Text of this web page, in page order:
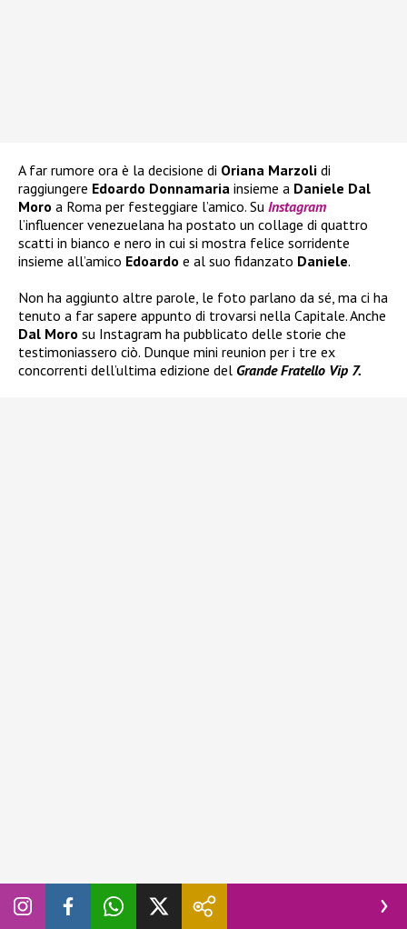
A far rumore ora è la decisione di Oriana Marzoli di
raggiungere Edoardo Donnamaria insieme a Daniele Dal
Moro a Roma per festeggiare l’amico. Su Instagram
l’influencer venezuelana ha postato un collage di quattro
scatti in bianco e nero in cui si mostra felice sorridente
insieme all’amico Edoardo e al suo fidanzato Daniele.
Non ha aggiunto altre parole, le foto parlano da sé, ma ci ha
tenuto a far sapere appunto di trovarsi nella Capitale. Anche
Dal Moro su Instagram ha pubblicato delle storie che
testimoniassero ciò. Dunque mini reunion per i tre ex
concorrenti dell’ultima edizione del Grande Fratello Vip 7.